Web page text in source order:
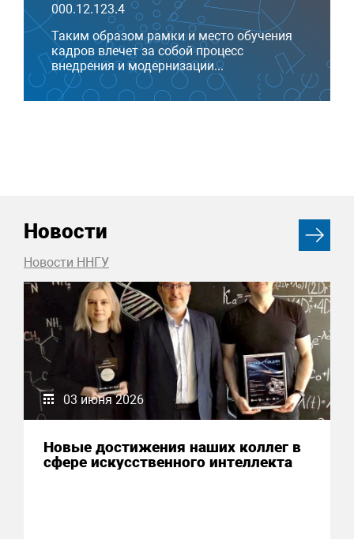
000.12.123.4
Таким образом рамки и место обучения
кадров влечет за собой процесс
внедрения и модернизации...
Новости
Новости ННГУ
03 июня 2026
Новые достижения наших коллег в
сфере искусственного интеллекта